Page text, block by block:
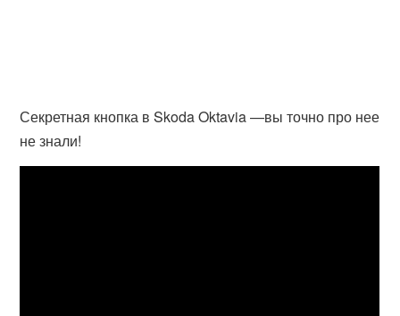
Секретная кнопка в Skoda Oktavia —вы точно про нее
не знали!